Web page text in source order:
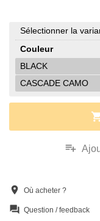
Sélectionner la
Couleur
BLACK
CASCADE CAMO
playlist_add
location_on Où acheter ?
question_answer Question / feedback